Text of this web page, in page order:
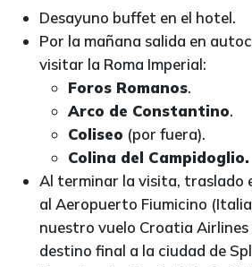
Desayuno buffet en el hotel.
Por la mañana salida en
visitar la Roma Imperial:
Foros Romanos.
Arco de Constantino.
Coliseo (por fuera).
Colina del Campidoglio.
Al terminar la visita, traslado
al Aeropuerto Fiumicino
nuestro vuelo Croatia Airlines
destino final a la ciudad de